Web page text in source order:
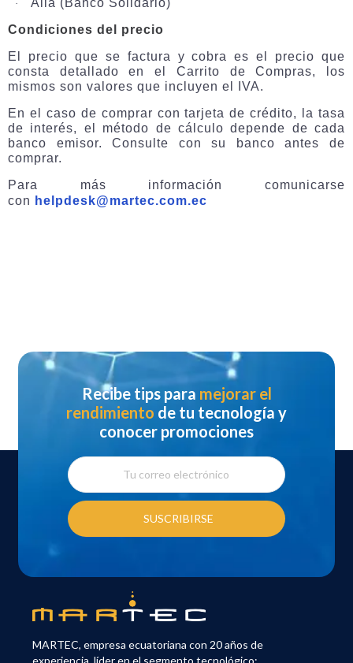
·
Alia (Banco Solidario)
Condiciones del precio
El precio que se factura y cobra es el precio que
consta detallado en el Carrito de Compras, los
mismos son valores que incluyen el IVA.
En el caso de comprar con tarjeta de crédito, la tasa
de interés, el método de cálculo depende de cada
banco emisor. Consulte con su banco antes de
comprar.
Para más información comunicarse
con helpdesk@martec.com.ec
Recibe tips para mejorar el
rendimiento de tu tecnología y
conocer promociones
SUSCRIBIRSE
MARTEC, empresa ecuatoriana con 20 años de
experiencia, líder en el segmento tecnológico;